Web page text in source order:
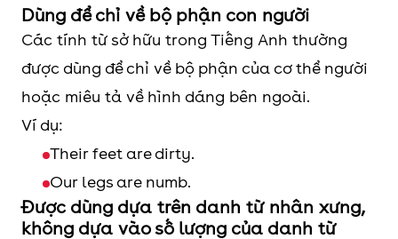
Dùng để chỉ về bộ phận con người
Các tính từ sở hữu trong Tiếng Anh thường
được dùng để chỉ về bộ phận của cơ thể người
hoặc miêu tả về hình dáng bên ngoài.
Ví dụ:
Their feet are dirty.
Our legs are numb.
Được dùng dựa trên danh từ nhân xưng,
không dựa vào số lượng của danh từ